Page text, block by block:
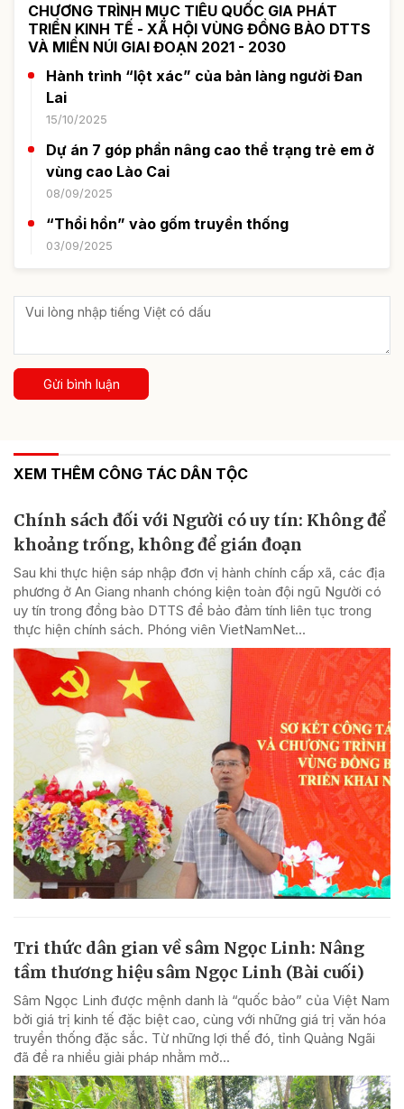
CHƯƠNG TRÌNH MỤC TIÊU QUỐC GIA PHÁT
TRIỂN KINH TẾ - XÃ HỘI VÙNG ĐỒNG BÀO DTTS
VÀ MIỀN NÚI GIAI ĐOẠN 2021 - 2030
Hành trình “lột xác” của bản làng người Đan
Lai
15/10/2025
Dự án 7 góp phần nâng cao thể trạng trẻ em ở
vùng cao Lào Cai
08/09/2025
“Thổi hồn” vào gốm truyền thống
03/09/2025
Gửi bình luận
XEM THÊM CÔNG TÁC DÂN TỘC
Chính sách đối với Người có uy tín: Không để
khoảng trống, không để gián đoạn
Sau khi thực hiện sáp nhập đơn vị hành chính cấp xã, các địa
phương ở An Giang nhanh chóng kiện toàn đội ngũ Người có
uy tín trong đồng bào DTTS để bảo đảm tính liên tục trong
thực hiện chính sách. Phóng viên VietNamNet...
Tri thức dân gian về sâm Ngọc Linh: Nâng
tầm thương hiệu sâm Ngọc Linh (Bài cuối)
Sâm Ngọc Linh được mệnh danh là “quốc bảo” của Việt Nam
bởi giá trị kinh tế đặc biệt cao, cùng với những giá trị văn hóa
truyền thống đặc sắc. Từ những lợi thế đó, tỉnh Quảng Ngãi
đã đề ra nhiều giải pháp nhằm mở...